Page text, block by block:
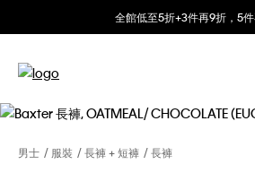
全館低至5折+3件再9折，5
男士 服裝 長褲 + 短褲
長褲